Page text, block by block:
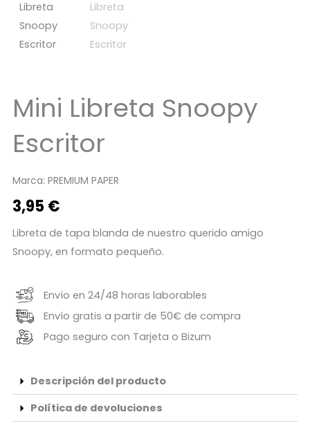
Mini Libreta Snoopy
Escritor
Marca: PREMIUM PAPER
3,95 €
Libreta de tapa blanda de nuestro querido amigo
Snoopy, en formato pequeño.
Envío en 24/48 horas laborables
Envío gratis a partir de 50€ de compra
Pago seguro con Tarjeta o Bizum
Descripción del producto
Política de devoluciones